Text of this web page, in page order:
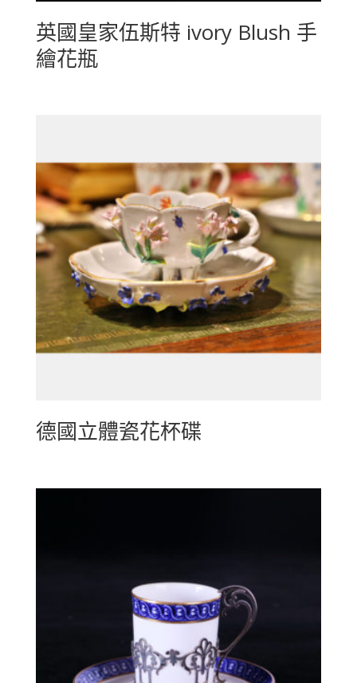
英國皇家伍斯特 ivory Blush 手
繪花瓶
德國立體瓷花杯碟